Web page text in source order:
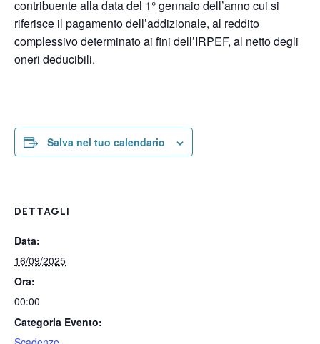
contribuente alla data del 1° gennaio dell’anno cui si
riferisce il pagamento dell’addizionale, al reddito
complessivo determinato ai fini dell’IRPEF, al netto degli
oneri deducibili.
Salva nel tuo calendario
DETTAGLI
Data:
16/09/2025
Ora:
00:00
Categoria Evento: